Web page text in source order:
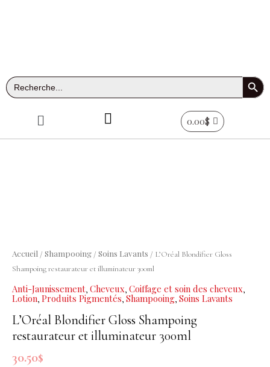
Search
for:
Search Button
Menu 0.00$
Accueil / Shampooing / Soins Lavants / L’Oréal Blondifier Gloss
Shampoing restaurateur et illuminateur 300ml
Anti-Jaunissement, Cheveux, Coiffage et soin des cheveux,
Lotion, Produits Pigmentés, Shampooing, Soins Lavants
L’Oréal Blondifier Gloss Shampoing
restaurateur et illuminateur 300ml
30.50$
Blondifier
Gloss
restaurateur
illuminateur
300ml